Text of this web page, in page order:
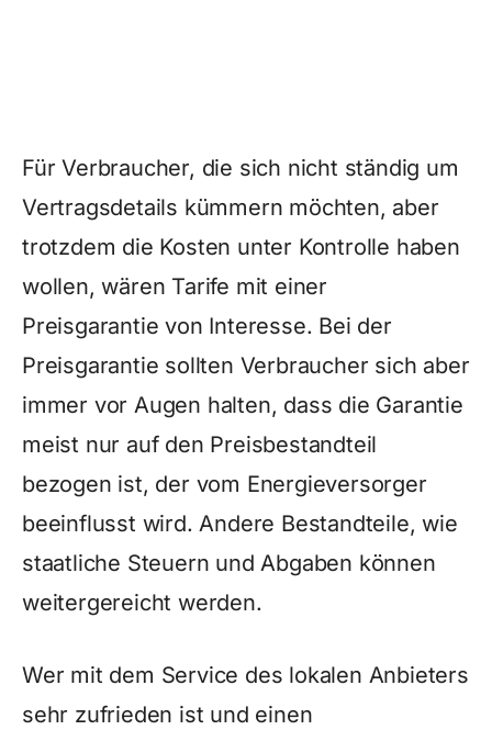
Für Verbraucher, die sich nicht ständig um
Vertragsdetails kümmern möchten, aber
trotzdem die Kosten unter Kontrolle haben
wollen, wären Tarife mit einer
Preisgarantie von Interesse. Bei der
Preisgarantie sollten Verbraucher sich aber
immer vor Augen halten, dass die Garantie
meist nur auf den Preisbestandteil
bezogen ist, der vom Energieversorger
beeinflusst wird. Andere Bestandteile, wie
staatliche Steuern und Abgaben können
weitergereicht werden.
Wer mit dem Service des lokalen Anbieters
sehr zufrieden ist und einen